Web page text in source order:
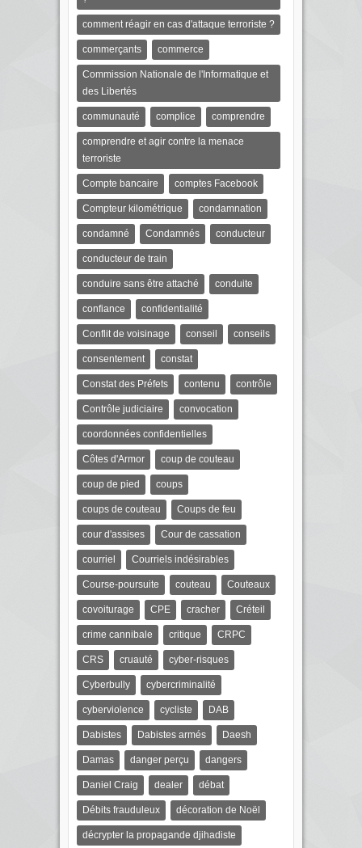
comment réagir en cas d'attaque terroriste ?
commerçants commerce
Commission Nationale de l'Informatique et
des Libertés
communauté complice comprendre
comprendre et agir contre la menace
terroriste
Compte bancaire comptes Facebook
Compteur kilométrique condamnation
condamné Condamnés conducteur
conducteur de train
conduire sans être attaché conduite
confiance confidentialité
Conflit de voisinage conseil conseils
consentement constat
Constat des Préfets contenu contrôle
Contrôle judiciaire convocation
coordonnées confidentielles
Côtes d'Armor coup de couteau
coup de pied coups
coups de couteau Coups de feu
cour d'assises Cour de cassation
courriel Courriels indésirables
Course-poursuite couteau Couteaux
covoiturage CPE cracher Créteil
crime cannibale critique CRPC
CRS cruauté cyber-risques
Cyberbully cybercriminalité
cyberviolence cycliste DAB
Dabistes Dabistes armés Daesh
Damas danger perçu dangers
Daniel Craig dealer débat
Débits frauduleux décoration de Noël
décrypter la propagande djihadiste